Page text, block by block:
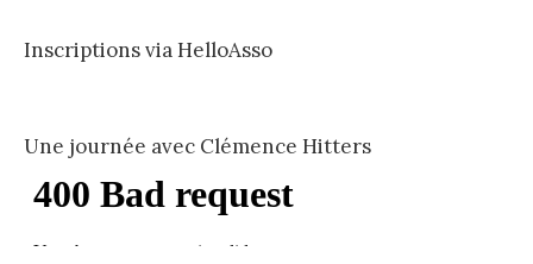
Inscriptions via HelloAsso
Une journée avec Clémence Hitters